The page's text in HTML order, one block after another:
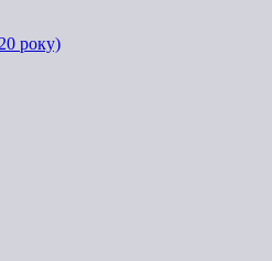
року)